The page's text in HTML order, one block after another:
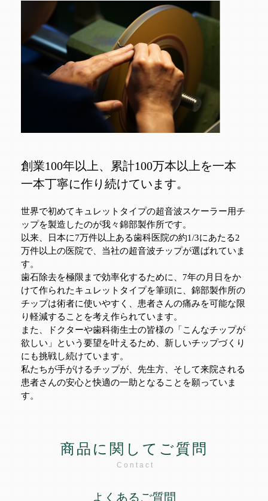
創業100年以上、累計100万本以上を一本
一本丁寧に作り続けています。
世界で初めてキュレットタイプの超音波スケーラー用チ
ップを製造したのが我々錦部製作所です。
以来、日本に7万件以上ある歯科医院の約1/3にあたる2
万件以上の医院で、当社の超音波チップが選ばれていま
す。
歯石除去を極限まで効率化するために、7年の月日をか
けて作られたキュレットタイプを筆頭に、錦部製作所の
チップは術者に使いやすく、患者さんの痛みを可能な限
り軽減することを考え作られています。
また、ドクターや歯科衛生士の皆様の「こんなチップが
欲しい」という要望を叶えるため、新しいチップづくり
にも挑戦し続けています。
私たちが手がけるチップが、先生方、そして来院される
患者さんの安心と快適の一助となることを願っていま
す。
商品に関してご質問
Contact
よくあるご質問